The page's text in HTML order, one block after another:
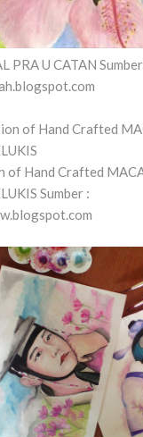
PRA U CATAN
of Hand Crafted
Sumber :